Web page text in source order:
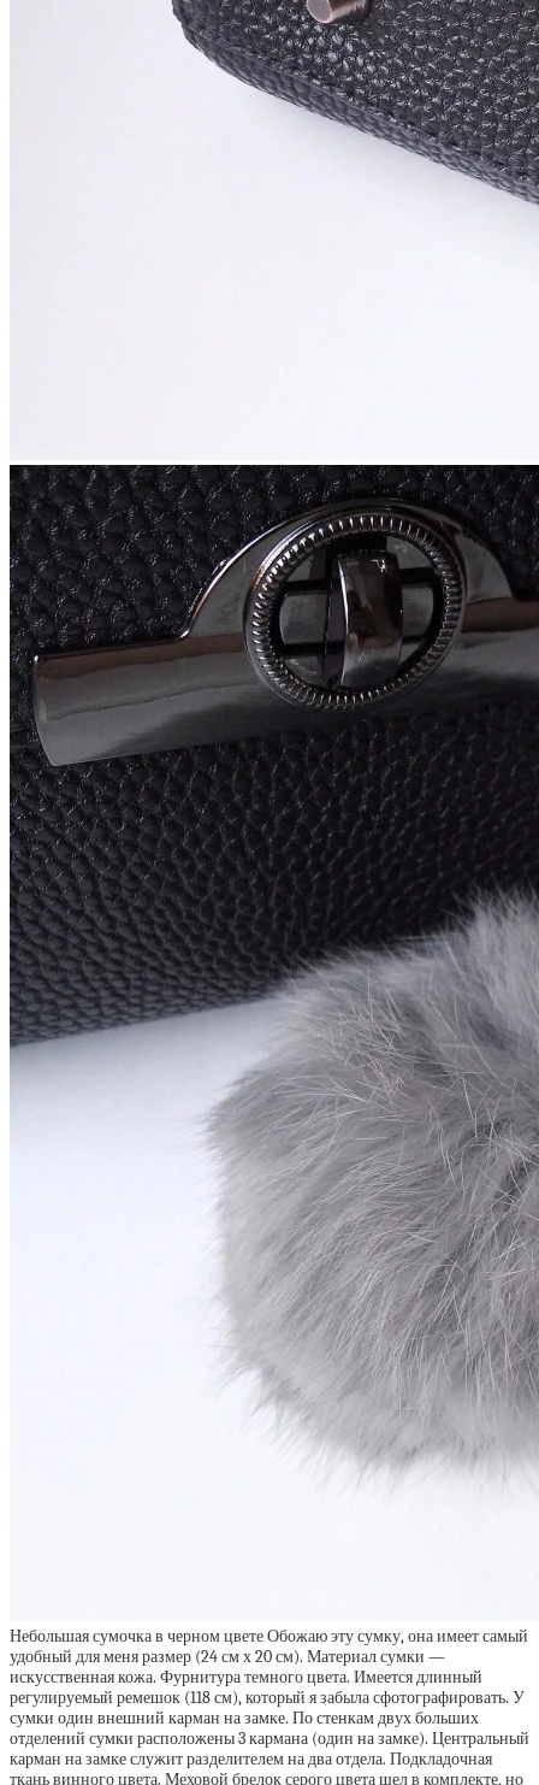
Небольшая сумочка в черном цвете Обожаю эту сумку, она имеет самый
удобный для меня размер (24 см х 20 см). Материал сумки —
искусственная кожа. Фурнитура темного цвета. Имеется длинный
регулируемый ремешок (118 см), который я забыла сфотографировать. У
сумки один внешний карман на замке. По стенкам двух больших
отделений сумки расположены 3 кармана (один на замке). Центральный
карман на замке служит разделителем на два отдела. Подкладочная
ткань винного цвета. Меховой брелок серого цвета шел в комплекте, но